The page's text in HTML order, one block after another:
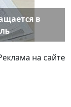
в
на сайте